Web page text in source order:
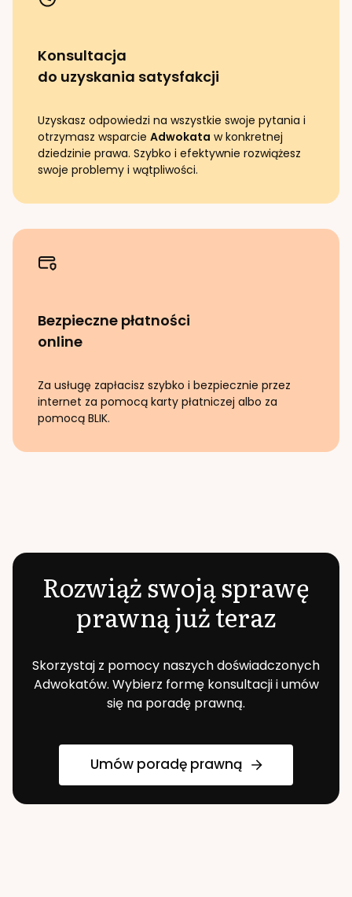
Konsultacja
do uzyskania satysfakcji
Uzyskasz odpowiedzi na wszystkie swoje pytania i
otrzymasz wsparcie Adwokata w konkretnej
dziedzinie prawa. Szybko i efektywnie rozwiążesz
swoje problemy i wątpliwości.
Bezpieczne płatności
online
Za usługę zapłacisz szybko i bezpiecznie przez
internet za pomocą karty płatniczej albo za
pomocą BLIK.
Rozwiąż swoją sprawę
prawną już teraz
Skorzystaj z pomocy naszych doświadczonych
Adwokatów. Wybierz formę konsultacji i umów
się na poradę prawną.
Umów poradę prawną